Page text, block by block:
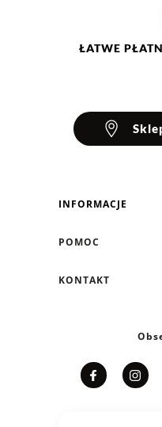
ŁATWE
INFORMACJE
Klub Greenpoint
Współpraca
POMOC
Zwrot/Wymiana
KONTAKT
Telefon: 12 287
Pn. - pt.: 8:00 -
Relacje